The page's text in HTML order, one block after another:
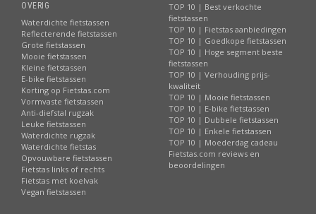
OVERIG
Waterdichte fietstassen
Reflecterende fietstassen
Grote fietstassen
Mooie fietstassen
Kleine fietstassen
E-bike fietstassen
Korting op Fietstas.com
Vormvaste fietstassen
Anti-diefstal rugzak
Leuke fietstassen
Waterdichte rugzak
Waterdichte fietstas
Opvouwbare fietstassen
Fietstas links of rechts
Fietstas met koelvak
Vegan fietstassen
TOP 10 | Best verkochte
fietstassen
TOP 10 | Fietstas aanbiedingen
TOP 10 | Goedkope fietstassen
TOP 10 | Hoge segment beste
fietstassen
TOP 10 | Verhouding prijs-
kwaliteit
TOP 10 | Mooie fietstassen
TOP 10 | E-bike fietstassen
TOP 10 | Dubbele fietstassen
TOP 10 | Enkele fietstassen
TOP 10 | Moederdag cadeau
Fietstas.com reviews en
beoordelingen